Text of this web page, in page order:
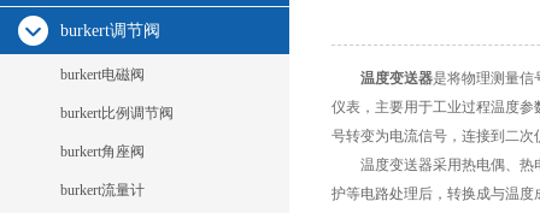
burkert调节阀
burkert电磁阀
burkert比例调节阀
burkert角座阀
burkert流量计
温度变送器是将物理测量信
仪表，主要用于工业过程温度
号转变为电流信号，连接到二
温度变送器采用热电偶、热电
护等电路处理后，转换成与温度